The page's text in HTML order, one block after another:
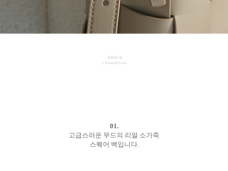
01.
고급스러운 무드의 리얼 소가죽
스퀘어 백입니다.